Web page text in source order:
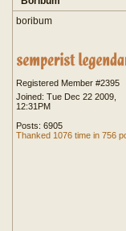
boribum
Registered Member #2395
Joined: Tue Dec 22 2009,
12:31PM
Posts: 6905
Thanked 1076 time in 756